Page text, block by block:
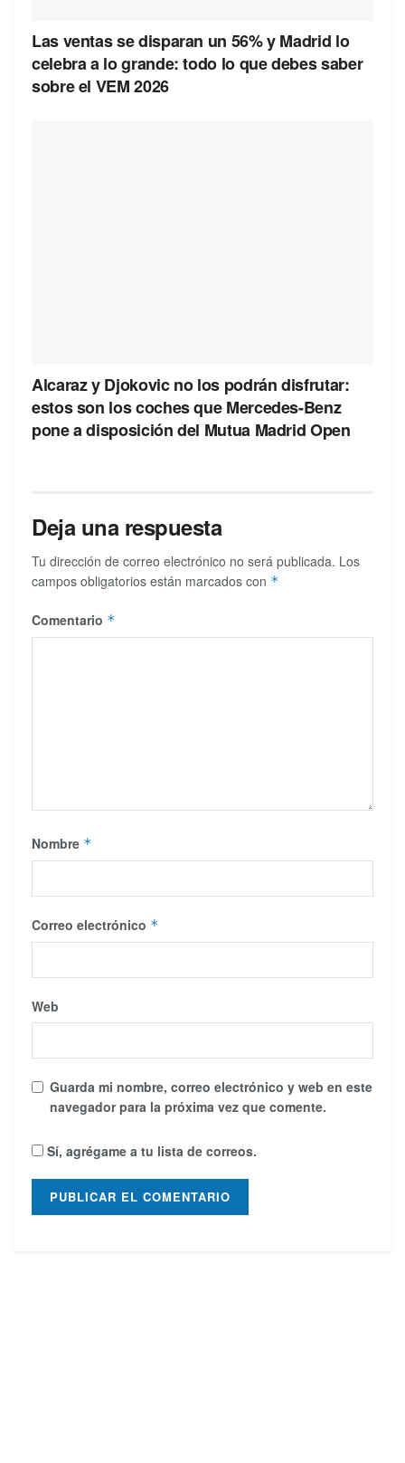
Las ventas se disparan un 56% y Madrid lo
celebra a lo grande: todo lo que debes saber
sobre el VEM 2026
Alcaraz y Djokovic no los podrán disfrutar:
estos son los coches que Mercedes-Benz
pone a disposición del Mutua Madrid Open
Deja una respuesta
Tu dirección de correo electrónico no será publicada. Los
campos obligatorios están marcados con *
Comentario *
Nombre *
Correo electrónico *
Web
Guarda mi nombre, correo electrónico y web en este
navegador para la próxima vez que comente.
Sí, agrégame a tu lista de correos.